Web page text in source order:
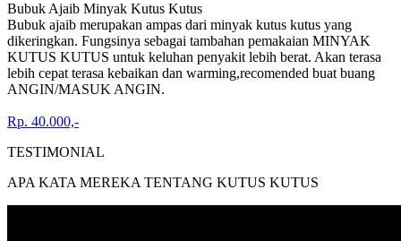
Bubuk Ajaib Minyak Kutus Kutus
Bubuk ajaib merupakan ampas dari minyak kutus kutus yang
dikeringkan. Fungsinya sebagai tambahan pemakaian MINYAK
KUTUS KUTUS untuk keluhan penyakit lebih berat. Akan terasa
lebih cepat terasa kebaikan dan warming,recomended buat buang
ANGIN/MASUK ANGIN.
Rp. 40.000,-
TESTIMONIAL
APA KATA MEREKA TENTANG KUTUS KUTUS